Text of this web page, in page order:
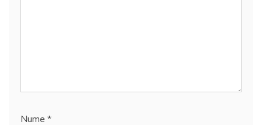
Nume *